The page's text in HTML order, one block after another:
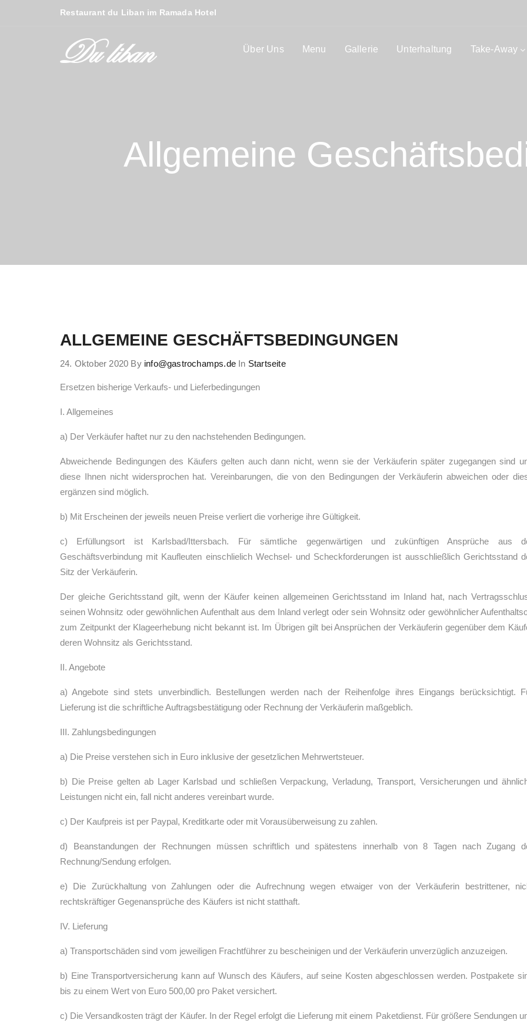
Restaurant du Liban im Ramada Hotel
Über Uns Menu Gallerie Unterhaltung Take-Away
Allgemeine
ALLGEMEINE GESCHÄFTSBEDINGUNGEN
24. Oktober 2020 By info@gastrochamps.de In Startseite
Ersetzen bisherige Verkaufs- und Lieferbedingungen
I. Allgemeines
a) Der Verkäufer haftet nur zu den nachstehenden Bedingungen.
Abweichende Bedingungen des Käufers gelten auch dann nicht, wenn sie der Verkäuferin später zugegangen sind
diese Ihnen nicht widersprochen hat. Vereinbarungen, die von den Bedingungen der Verkäuferin abweichen oder
ergänzen sind möglich.
b) Mit Erscheinen der jeweils neuen Preise verliert die vorherige ihre Gültigkeit.
c) Erfüllungsort ist Karlsbad/Ittersbach. Für sämtliche gegenwärtigen und zukünftigen Ansprüche aus
Geschäftsverbindung mit Kaufleuten einschlielich Wechsel- und Scheckforderungen ist ausschließlich Gerichtsstand
Sitz der Verkäuferin.
Der gleiche Gerichtsstand gilt, wenn der Käufer keinen allgemeinen Gerichtsstand im Inland hat, nach
seinen Wohnsitz oder gewöhnlichen Aufenthalt aus dem Inland verlegt oder sein Wohnsitz oder gewöhnlicher
zum Zeitpunkt der Klageerhebung nicht bekannt ist. Im Übrigen gilt bei Ansprüchen der Verkäuferin gegenüber dem
deren Wohnsitz als Gerichtsstand.
II. Angebote
a) Angebote sind stets unverbindlich. Bestellungen werden nach der Reihenfolge ihres Eingangs berücksichtigt.
Lieferung ist die schriftliche Auftragsbestätigung oder Rechnung der Verkäuferin maßgeblich.
III. Zahlungsbedingungen
a) Die Preise verstehen sich in Euro inklusive der gesetzlichen Mehrwertsteuer.
b) Die Preise gelten ab Lager Karlsbad und schließen Verpackung, Verladung, Transport, Versicherungen und
Leistungen nicht ein, fall nicht anderes vereinbart wurde.
c) Der Kaufpreis ist per Paypal, Kreditkarte oder mit Vorausüberweisung zu zahlen.
d) Beanstandungen der Rechnungen müssen schriftlich und spätestens innerhalb von 8 Tagen nach Zugang
Rechnung/Sendung erfolgen.
e) Die Zurückhaltung von Zahlungen oder die Aufrechnung wegen etwaiger von der Verkäuferin bestrittener,
rechtskräftiger Gegenansprüche des Käufers ist nicht statthaft.
IV. Lieferung
a) Transportschäden sind vom jeweiligen Frachtführer zu bescheinigen und der Verkäuferin unverzüglich anzuzeigen.
b) Eine Transportversicherung kann auf Wunsch des Käufers, auf seine Kosten abgeschlossen werden. Postpakete
bis zu einem Wert von Euro 500,00 pro Paket versichert.
c) Die Versandkosten trägt der Käufer. In der Regel erfolgt die Lieferung mit einem Paketdienst. Für größere Sendungen